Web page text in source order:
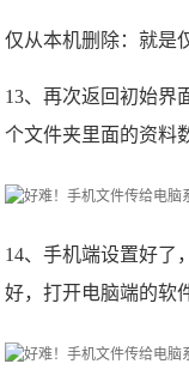
仅从本机删除：就是
13、再次返回初始界
个文件夹里面的资料
14、手机端设置好了
好，打开电脑端的软